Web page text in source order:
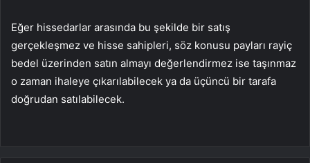
Eğer hissedarlar arasında bu şekilde bir satış
gerçekleşmez ve hisse sahipleri, söz konusu payları rayiç
bedel üzerinden satın almayı değerlendirmez ise taşınmaz
o zaman ihaleye çıkarılabilecek ya da üçüncü bir tarafa
doğrudan satılabilecek.